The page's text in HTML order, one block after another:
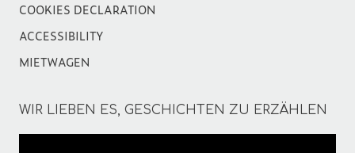
COOKIES DECLARATION
ACCESSIBILITY
MIETWAGEN
WIR LIEBEN ES, GESCHICHTEN ZU ERZÄHLEN